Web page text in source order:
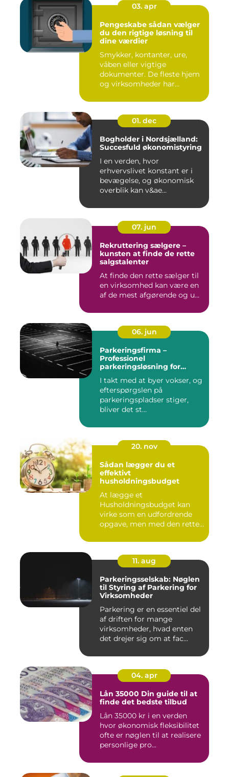
03. apr
Pengeskabe sådan vælger
du den rigtige løsning til
dine værdier
Smykker, kontanter, ure,
våben eller vigtige
dokumenter. De fleste hjem
og virksomheder har
01. dec
Bogholder i Nordsjælland:
Succesfuld økonomistyring
I en verden, hvor
erhvervslivet konstant er i
bevægelse, og økonomisk
overblik kan v&ae...
07. jun
Rekruttering sælgere –
kunsten at finde de rette
salgstalenter
At finde den rette sælger til
en virksomhed kan være en
af de mest afgørende og u...
06. jun
Parkeringsfirma –
Professionel
parkeringsløsning for
I takt med at byer vokser, og
efterspørgslen på
parkeringspladser stiger,
bliver det st...
20. nov
Sådan lægger du et
effektivt
husholdningsbudget
At lægge et
Husholdningsbudget kan
virke som en udfordrende
opgave, men med den rette
11. aug
Parkeringsselskab: Nøglen
til Styring af Parkering for
Virksomheder
Parkering er en essentiel del
af driften for mange
virksomheder, hvad enten
det drejer sig om at fac...
04. apr
Lån 35000 Din guide til at
finde det bedste tilbud
Lån 35000 kr i en verden
hvor økonomisk fleksibilitet
ofte er nøglen til at realisere
personlige pro...